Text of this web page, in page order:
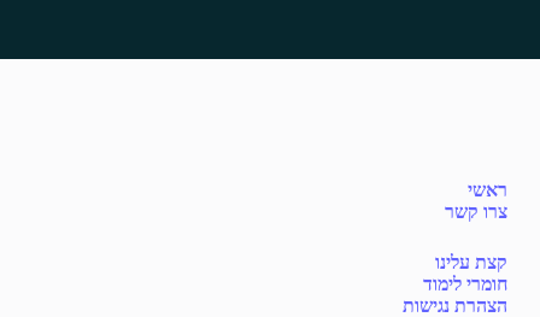
ראשי
צרו קשר
קצת עלינו
חומרי לימוד
הצהרת נגישות